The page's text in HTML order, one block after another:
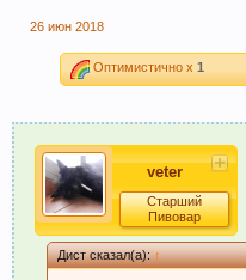
26 июн 2018
Оптимистично x 1
veter
Старший
Пивовар
Дист сказал(а):↑